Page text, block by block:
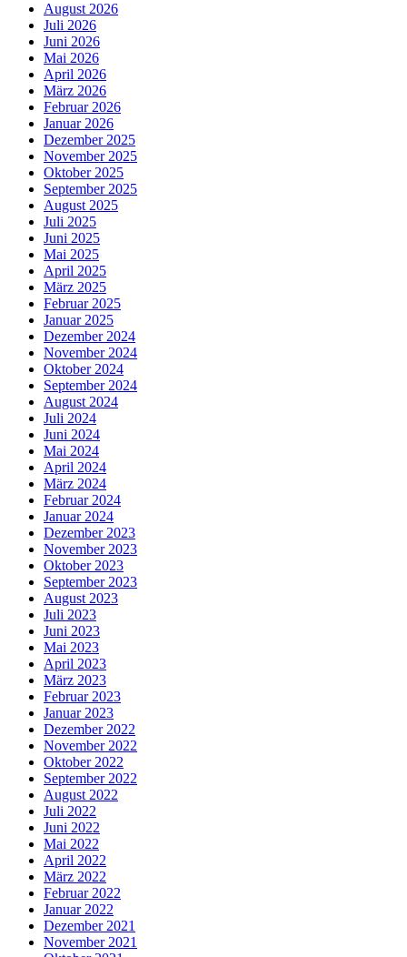
August 2026
Juli 2026
Juni 2026
Mai 2026
April 2026
März 2026
Februar 2026
Januar 2026
Dezember 2025
November 2025
Oktober 2025
September 2025
August 2025
Juli 2025
Juni 2025
Mai 2025
April 2025
März 2025
Februar 2025
Januar 2025
Dezember 2024
November 2024
Oktober 2024
September 2024
August 2024
Juli 2024
Juni 2024
Mai 2024
April 2024
März 2024
Februar 2024
Januar 2024
Dezember 2023
November 2023
Oktober 2023
September 2023
August 2023
Juli 2023
Juni 2023
Mai 2023
April 2023
März 2023
Februar 2023
Januar 2023
Dezember 2022
November 2022
Oktober 2022
September 2022
August 2022
Juli 2022
Juni 2022
Mai 2022
April 2022
März 2022
Februar 2022
Januar 2022
Dezember 2021
November 2021